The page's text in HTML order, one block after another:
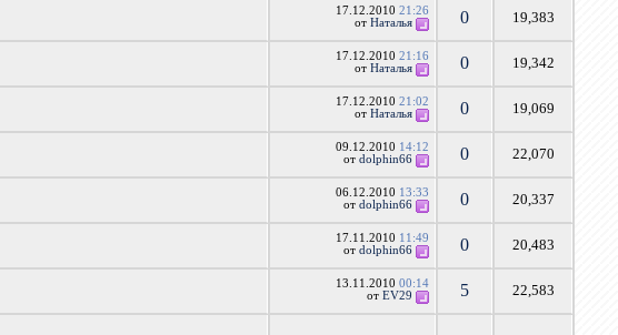
17.12.201021:26
отНаталья 0 19,383
17.12.201021:16
отНаталья 0 19,342
17.12.201021:02
отНаталья 0 19,069
09.12.2010 14:12
отdolphin66 0 22,070
06.12.2010 13:33
отdolphin66 0 20,337
17.11.2010 11:49
отdolphin66 0 20,483
13.11.201000:14
отEV29 5 22,583